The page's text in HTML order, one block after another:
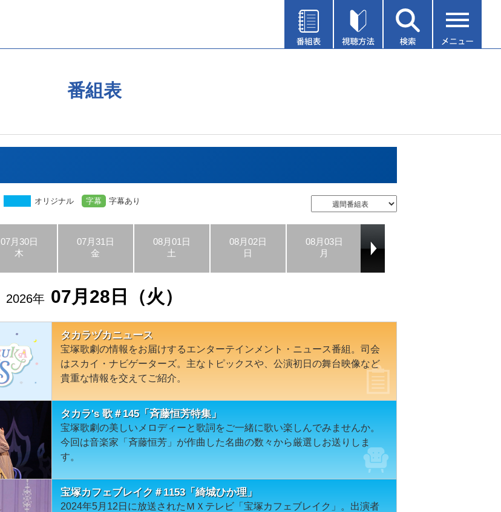
番組表
オリジナル 字幕 字幕あり
07月30日
木
07月31日
金
08月01日
土
08月02日
日
08月03日
月
2026年 07月28日（火）
タカラヅカニュース
宝塚歌劇の情報をお届けするエンターテインメント・ニュース番組。司会
はスカイ・ナビゲーターズ。主なトピックスや、公演初日の舞台映像など
貴重な情報を交えてご紹介。
タカラ's 歌＃145「斉藤恒芳特集」
宝塚歌劇の美しいメロディーと歌詞をご一緒に歌い楽しんでみませんか。
今回は音楽家「斉藤恒芳」が作曲した名曲の数々から厳選しお送りしま
す。
宝塚カフェブレイク＃1153「綺城ひか理」
2024年5月12日に放送されたＭＸテレビ「宝塚カフェブレイク」。出演者